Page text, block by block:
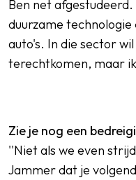
Ben net
duurzame
auto's. In die sector
terechtkomen, maar
Zie je nog een
''Niet als we even
Jammer dat je